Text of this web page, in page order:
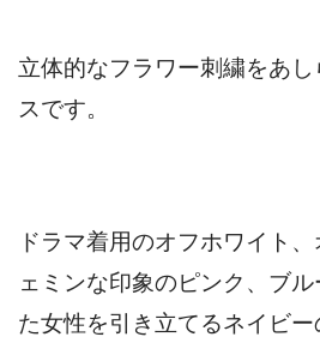
立体的なフラワー刺繍をあ
スです。
ドラマ着用のオフホワイト
ェミンな印象のピンク、ブ
た女性を引き立てるネイビー